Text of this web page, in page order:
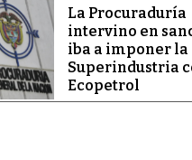
La Procuraduría
intervino en
iba a imponer la
Superindustria
Ecopetrol